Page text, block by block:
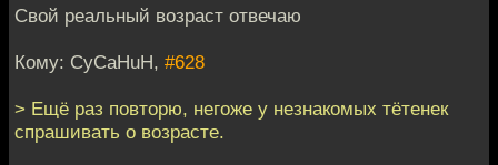
Свой реальный возраст отвечаю
Кому: CyCaHuH, #628
> Ещё раз повторю, негоже у незнакомых тётенек
спрашивать о возрасте.